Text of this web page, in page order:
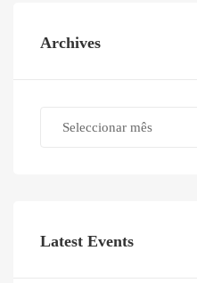
Archives
Latest Events